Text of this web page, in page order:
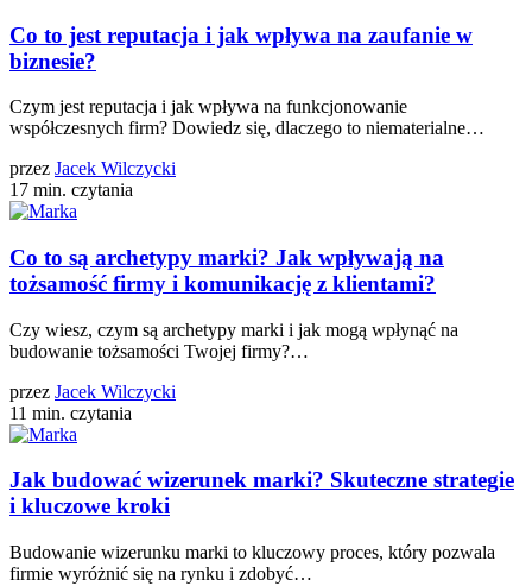
Co to jest reputacja i jak wpływa na zaufanie w
biznesie?
Czym jest reputacja i jak wpływa na funkcjonowanie
współczesnych firm? Dowiedz się, dlaczego to niematerialne…
przez Jacek Wilczycki
17 min. czytania
Co to są archetypy marki? Jak wpływają na
tożsamość firmy i komunikację z klientami?
Czy wiesz, czym są archetypy marki i jak mogą wpłynąć na
budowanie tożsamości Twojej firmy?…
przez Jacek Wilczycki
11 min. czytania
Jak budować wizerunek marki? Skuteczne strategie
i kluczowe kroki
Budowanie wizerunku marki to kluczowy proces, który pozwala
firmie wyróżnić się na rynku i zdobyć…